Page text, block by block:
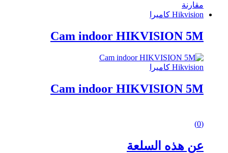
مقارنة
Hikvision كاميرا
Cam indoor HIKVISION 5M
Hikvision كاميرا
Cam indoor HIKVISION 5M
of
5
(0)
عن هذه السلعة